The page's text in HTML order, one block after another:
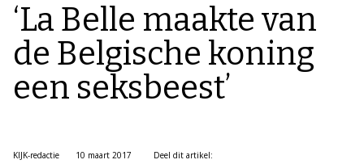
‘La Belle maakte van
de Belgische koning
een seksbeest’
KIJK-redactie
10 maart 2017
Deel dit artikel: